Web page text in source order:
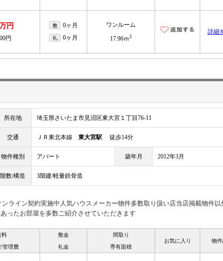
円
円
敷 0ヶ月
礼 0ヶ月
ワンルーム
17.96ｍ2
詳細
所在地 埼玉県さいたま市見沼区東大宮１丁目76-11
交通 ＪＲ東北本線 東大宮駅 徒歩14分
物件種別 アパート 築年月 2012年3月
階数/構造 3階建/軽量鉄骨造
ライン契約実施中人気ハウスメーカー物件多数取り扱い店当店掲載物件以
ったお部屋を多数ご紹介させていただきます
料
管理費
敷金
礼金
間取り
専有面積
お気に入り 物